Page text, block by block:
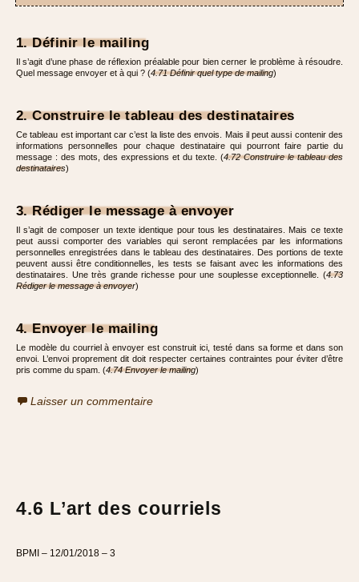
1. Définir le mailing
Il s’agit d’une phase de réflexion préalable pour bien cerner le problème à résoudre.
Quel message envoyer et à qui ? (4.71 Définir quel type de mailing)
2. Construire le tableau des destinataires
Ce tableau est important car c’est la liste des envois. Mais il peut aussi contenir des
informations personnelles pour chaque destinataire qui pourront faire partie du
message : des mots, des expressions et du texte. (4.72 Construire le tableau des
destinataires)
3. Rédiger le message à envoyer
Il s’agit de composer un texte identique pour tous les destinataires. Mais ce texte
peut aussi comporter des variables qui seront remplacées par les informations
personnelles enregistrées dans le tableau des destinataires. Des portions de texte
peuvent aussi être conditionnelles, les tests se faisant avec les informations des
destinataires. Une très grande richesse pour une souplesse exceptionnelle. (4.73
Rédiger le message à envoyer)
4. Envoyer le mailing
Le modèle du courriel à envoyer est construit ici, testé dans sa forme et dans son
envoi. L’envoi proprement dit doit respecter certaines contraintes pour éviter d’être
pris comme du spam. (4.74 Envoyer le mailing)
Laisser un commentaire
4.6 L’art des courriels
BPMI – 12/01/2018 – 3